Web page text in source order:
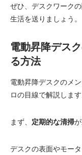
ぜひ、デスクワーク
生活を送りましょう。
電動昇降デス
る方法
電動昇降デスクのメ
ロの目線で解説します
まず、 定期的な清掃
デスクの表面やモー